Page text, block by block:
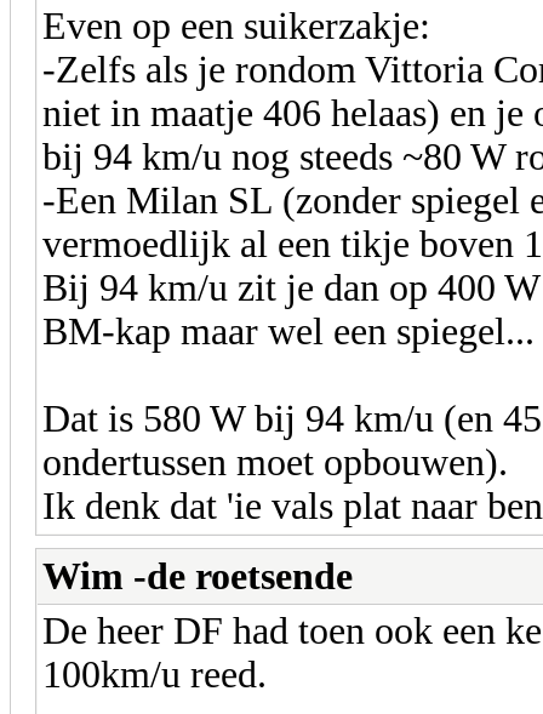
Even op een suikerzakje:
-Zelfs als je rondom Vittoria
niet in maatje 406 helaas) en
bij 94 km/u nog steeds ~80 W
-Een Milan SL (zonder
vermoedlijk al een tikje boven
Bij 94 km/u zit je dan op 400
BM-kap maar wel een
Dat is 580 W bij 94 km/u (en
ondertussen moet opbouwen).
Ik denk dat 'ie vals plat naar
Wim -de roetsende
De heer DF had toen ook een
100km/u reed.